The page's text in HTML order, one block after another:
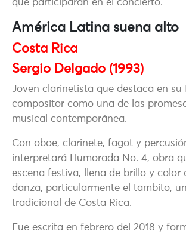
que participarán en el concierto.
América Latina suena alto
Costa Rica
Sergio Delgado (1993)
Joven clarinetista que destaca en su
compositor como una de las
musical contemporánea.
Con oboe, clarinete, fagot y
interpretará Humorada No. 4, obra
escena festiva, llena de brillo y color
danza, particularmente el tambito,
tradicional de Costa Rica.
Fue escrita en febrero del 2018 y